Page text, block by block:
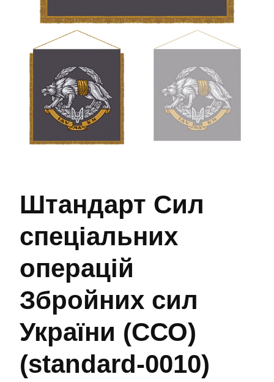
Штандарт Сил
спеціальних
операцій
Збройних сил
України (ССО)
(standard-0010)